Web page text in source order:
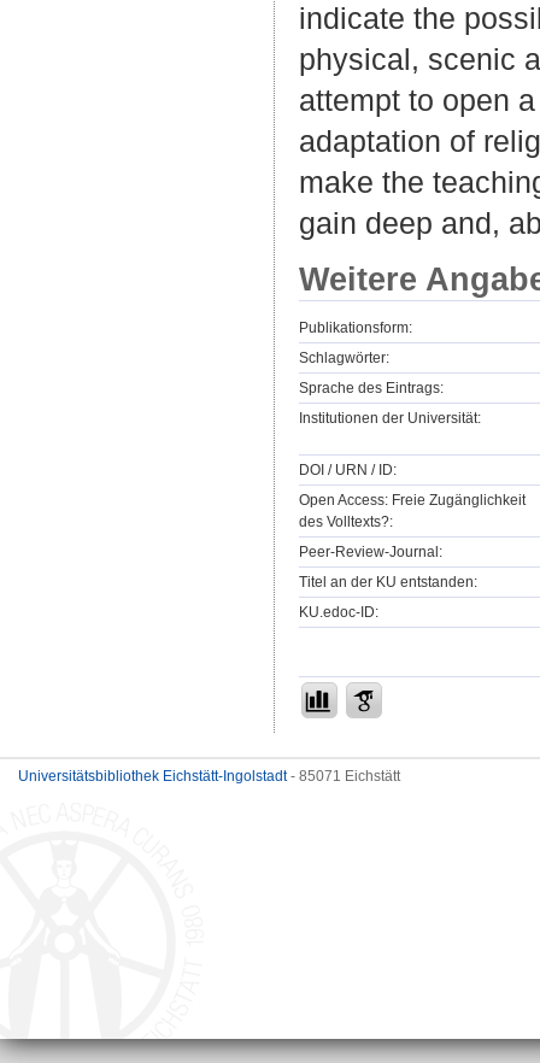
indicate the
physical, scenic
attempt to open
adaptation of
make the
gain deep and,
Weitere
Publikationsform:
Schlagwörter:
Sprache des Eintrags:
Institutionen der Universität:
DOI / URN / ID:
Open Access: Freie Zugänglichkeit
des Volltexts?:
Peer-Review-Journal:
Titel an der KU entstanden:
KU.edoc-ID:
Universitätsbibliothek Eichstätt-Ingolstadt- 85071 Eichstätt